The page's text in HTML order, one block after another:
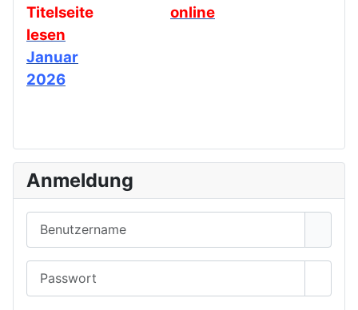
online
lesen
Januar
2026
Anmeldung